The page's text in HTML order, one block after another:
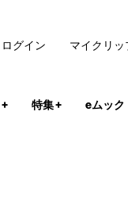
+ 特集+ eムック
ログイン マイクリッ